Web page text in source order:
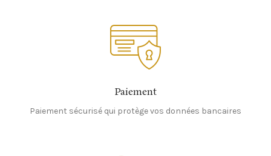
Paiement
Paiement sécurisé qui protège vos données bancaires